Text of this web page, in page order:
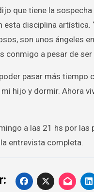
que tiene la
disciplina
son unos ángeles
conmigo a pesar de
pasar más tiempo
hijo y dormir. Ahora
a las 21 hs por
entrevista completa.